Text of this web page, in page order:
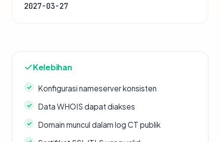
2027-03-27
Kelebihan
Konfigurasi nameserver konsisten
Data WHOIS dapat diakses
Domain muncul dalam log CT publik